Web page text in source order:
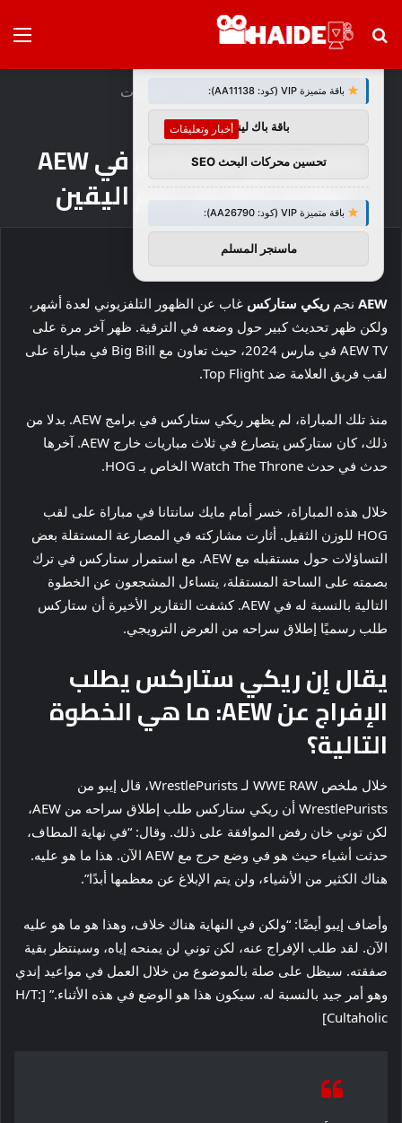
بحث
الرئيسية/ أخبار وتعليقات
أخبار وتعليقات
وضع ريكي ستاركس في AEW
يواجه حالة من عدم اليقين
AEW نجم ريكي ستاركس غاب عن الظهور التلفزيوني لعدة أشهر،
ولكن ظهر تحديث كبير حول وضعه في الترقية. ظهر آخر مرة على
AEW TV في مارس 2024، حيث تعاون مع Big Bill في مباراة على
لقب فريق العلامة ضد Top Flight.
منذ تلك المباراة، لم يظهر ريكي ستاركس في برامج AEW. بدلا من
ذلك، كان ستاركس يتصارع في ثلاث مباريات خارج AEW. آخرها
حدث في حدث Watch The Throne الخاص بـ HOG.
خلال هذه المباراة، خسر أمام مايك سانتانا في مباراة على لقب
HOG للوزن الثقيل. أثارت مشاركته في المصارعة المستقلة بعض
التساؤلات حول مستقبله مع AEW. مع استمرار ستاركس في ترك
بصمته على الساحة المستقلة، يتساءل المشجعون عن الخطوة
التالية بالنسبة له في AEW. كشفت التقارير الأخيرة أن ستاركس
طلب رسميًا إطلاق سراحه من العرض الترويجي.
يقال إن ريكي ستاركس يطلب
الإفراج عن AEW: ما هي الخطوة
التالية؟
خلال ملخص WWE RAW لـ WrestlePurists، قال إيبو من
WrestlePurists أن ريكي ستاركس طلب إطلاق سراحه من AEW،
لكن توني خان رفض الموافقة على ذلك. وقال: “في نهاية المطاف،
حدثت أشياء حيث هو في وضع حرج مع AEW الآن. هذا ما هو عليه.
هناك الكثير من الأشياء، ولن يتم الإبلاغ عن معظمها أبدًا”.
وأضاف إيبو أيضًا: “ولكن في النهاية هناك خلاف، وهذا هو ما هو عليه
الآن. لقد طلب الإفراج عنه، لكن توني لن يمنحه إياه، وسينتظر بقية
صفقته. سيظل على صلة بالموضوع من خلال العمل في مواعيد إندي
وهو أمر جيد بالنسبة له. سيكون هذا هو الوضع في هذه الأثناء.” [H/T:
Cultaholic]
توصيات :
باقة متميزة VIP (كود: AA11138):
باقة باك لينك
تحسين محركات البحث SEO
باقة متميزة VIP (كود: AA26790):
ماسنجر المسلم